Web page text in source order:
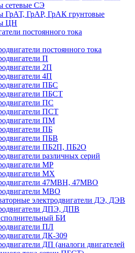
сетевые СЭ
ГрАТ, ГрАР, ГрАК грунтовые
ЦН
постоянного тока
постоянного тока
П
2П
4П
ПБС
ПБСТ
ПС
ПСТ
ПМ
ПБ
ПБВ
ПБ2П, ПБ2О
различных серий
МР
MX
47MBH, 47МВО
MBO
электродвигатели ДЭ, ДЭВ
ДПЭ, ДПВ
БИ
ПЛ
ДК-309
ДП (аналоги двигателей